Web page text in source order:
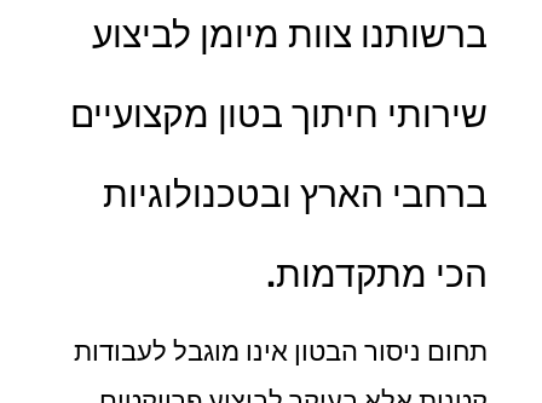
ברשותנו צוות מיומן לביצוע
שירותי חיתוך בטון מקצועיים
ברחבי הארץ ובטכנולוגיות
הכי מתקדמות.
תחום ניסור הבטון אינו מוגבל לעבודות